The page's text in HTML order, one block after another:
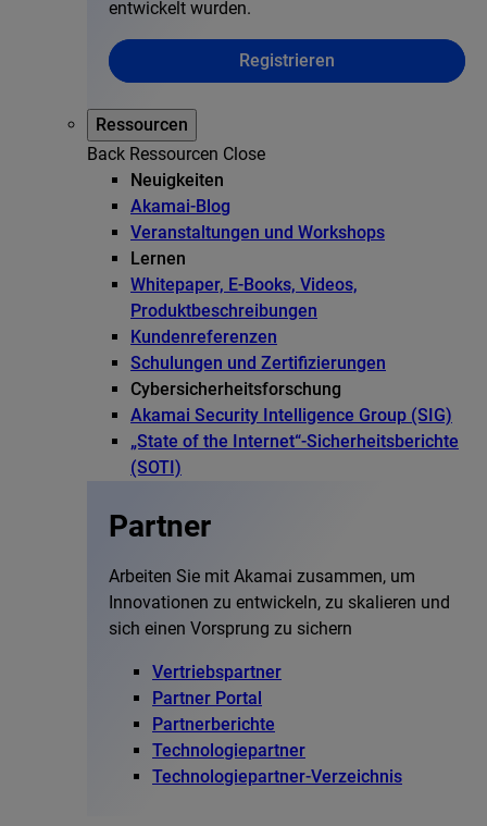
entwickelt wurden.
Registrieren
Ressourcen
Back Ressourcen Close
Neuigkeiten
Akamai-Blog
Veranstaltungen und Workshops
Lernen
Whitepaper, E-Books, Videos,
Produktbeschreibungen
Kundenreferenzen
Schulungen und Zertifizierungen
Cybersicherheitsforschung
Akamai Security Intelligence Group (SIG)
„State of the Internet“-Sicherheitsberichte
(SOTI)
Partner
Arbeiten Sie mit Akamai zusammen, um
Innovationen zu entwickeln, zu skalieren und
sich einen Vorsprung zu sichern
Vertriebspartner
Partner Portal
Partnerberichte
Technologiepartner
Technologiepartner-Verzeichnis